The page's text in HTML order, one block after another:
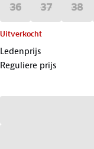
36 37 38
Uitverkocht
Ledenprijs
Reguliere prijs